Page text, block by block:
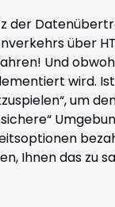
der
über
Und
wird.
um
Ihnen das zu